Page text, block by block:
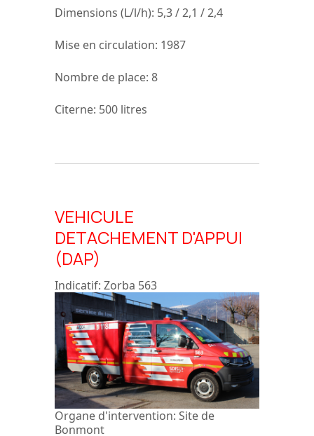
Dimensions (L/l/h): 5,3 / 2,1 / 2,4
Mise en circulation: 1987
Nombre de place: 8
Citerne: 500 litres
VEHICULE
DETACHEMENT D'APPUI
(DAP)
Indicatif: Zorba 563
Organe d'intervention: Site de
Bonmont